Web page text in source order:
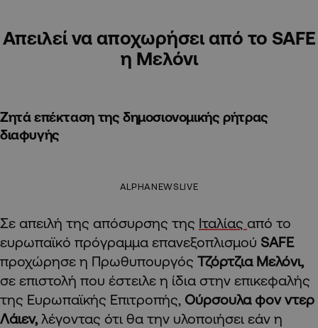
Απειλεί να αποχωρήσει από το SAFE
η Μελόνι
Ζητά επέκταση της δημοσιονομικής ρήτρας
διαφυγής
ALPHANEWSLIVE
Σε απειλή της απόσυρσης της Ιταλίας από το
ευρωπαϊκό πρόγραμμα επανεξοπλισμού SAFE
προχώρησε η Πρωθυπουργός Τζόρτζια Μελόνι,
σε επιστολή που έστειλε η ίδια στην επικεφαλής
της Ευρωπαϊκής Επιτροπής, Ούρσουλα φον ντερ
Λάιεν, λέγοντας ότι θα την υλοποιήσει εάν η